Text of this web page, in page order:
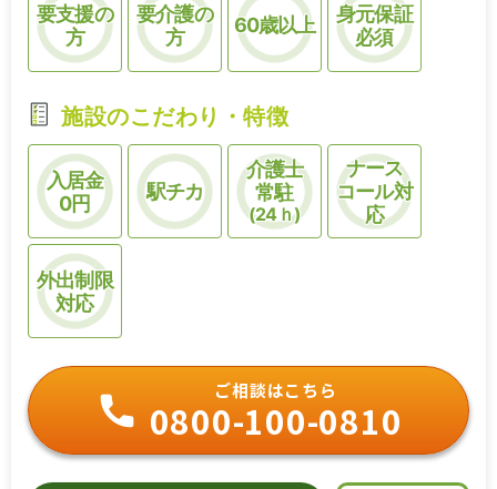
要支援の
方
要介護の
方
60歳以上
身元保証
必須
施設のこだわり・特徴
入居金
0円
駅チカ
介護士
常駐
(24ｈ)
ナース
コール対
応
外出制限
対応
ご相談はこちら
0800-100-0810